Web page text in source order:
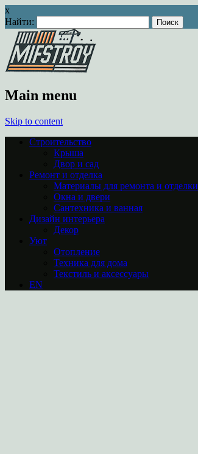
x
Найти:
Main menu
Skip to content
Строительство
Крыша
Двор и сад
Ремонт и отделка
Материалы для ремонта и отделки
Окна и двери
Сантехника и ванная
Дизайн интерьера
Декор
Уют
Отопление
Техника для дома
Текстиль и аксессуары
EN